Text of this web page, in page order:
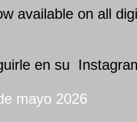
available on all
en su
mayo 2026